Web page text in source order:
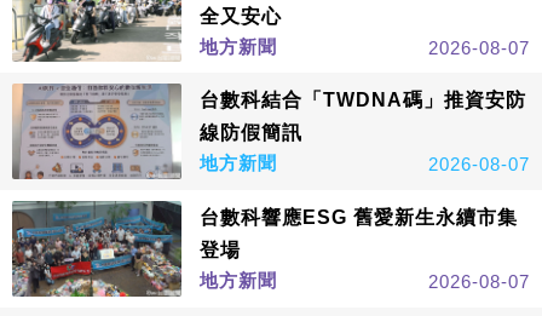
全又安心
地方新聞
2026-08-07
台數科結合「TWDNA碼」推資安防
線防假簡訊
地方新聞
2026-08-07
台數科響應ESG 舊愛新生永續市集
登場
地方新聞
2026-08-07